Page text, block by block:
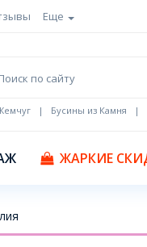
Еще
| Бусины из Камня |
ЖАРКИЕ